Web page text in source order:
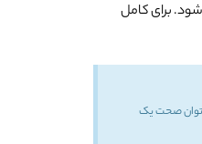
برای کامل
صحت یک